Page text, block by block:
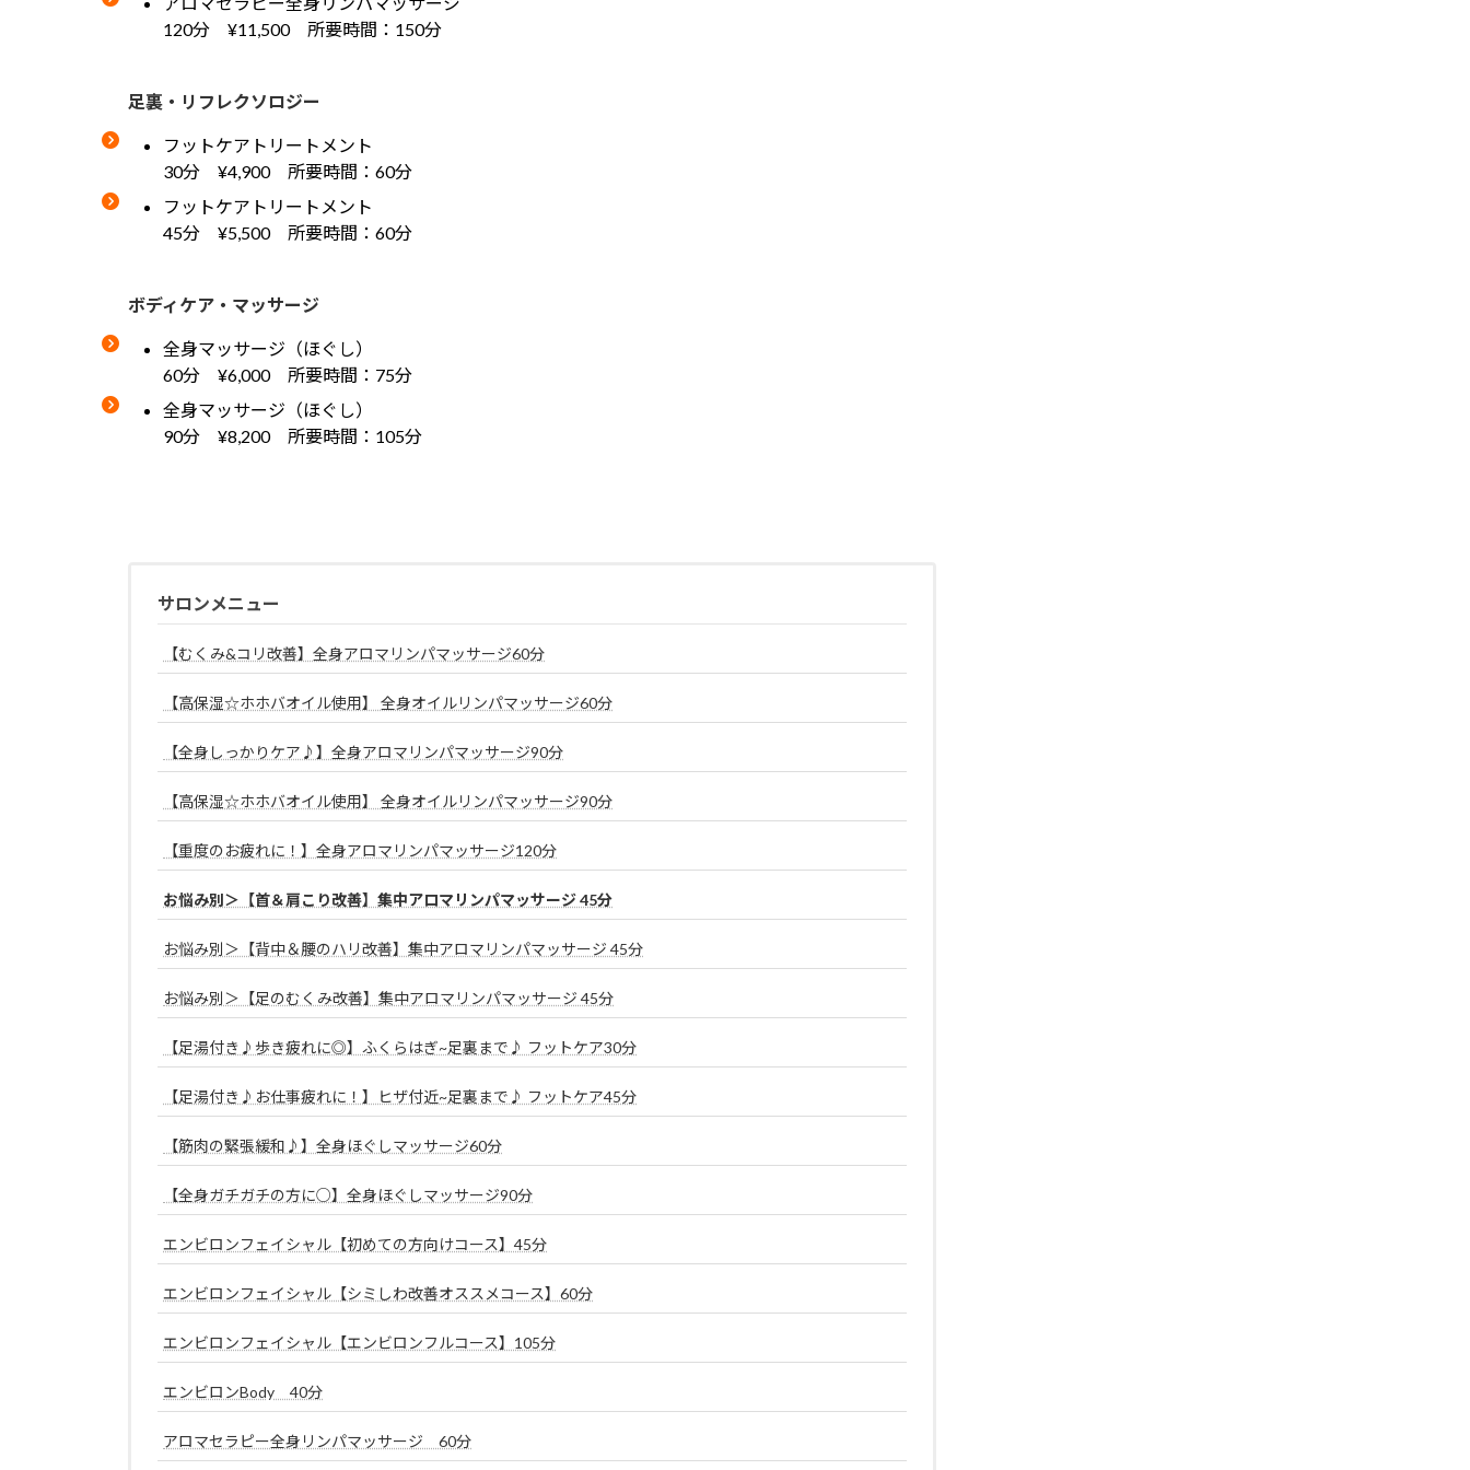
120分 ¥11,500 所要時間：150分
足裏・リフレクソロジー
フットケアトリートメント
30分 ¥4,900 所要時間：60分
フットケアトリートメント
45分 ¥5,500 所要時間：60分
ボディケア・マッサージ
全身マッサージ（ほぐし）
60分 ¥6,000 所要時間：75分
全身マッサージ（ほぐし）
90分 ¥8,200 所要時間：105分
サロンメニュー
【むくみ&コリ改善】全身アロマリンパマッサージ60分
【高保湿☆ホホバオイル使用】 全身オイルリンパマッサージ60分
【全身しっかりケア♪】全身アロマリンパマッサージ90分
【高保湿☆ホホバオイル使用】 全身オイルリンパマッサージ90分
【重度のお疲れに！】全身アロマリンパマッサージ120分
お悩み別＞【首＆肩こり改善】集中アロマリンパマッサージ 45分
お悩み別＞【背中＆腰のハリ改善】集中アロマリンパマッサージ 45分
お悩み別＞【足のむくみ改善】集中アロマリンパマッサージ 45分
【足湯付き♪歩き疲れに◎】ふくらはぎ~足裏まで♪ フットケア30分
【足湯付き♪お仕事疲れに！】ヒザ付近~足裏まで♪ フットケア45分
【筋肉の緊張緩和♪】全身ほぐしマッサージ60分
【全身ガチガチの方に○】全身ほぐしマッサージ90分
エンビロンフェイシャル【初めての方向けコース】45分
エンビロンフェイシャル【シミしわ改善オススメコース】60分
エンビロンフェイシャル【エンビロンフルコース】105分
エンビロンBody 40分
アロマセラピー全身リンパマッサージ 60分